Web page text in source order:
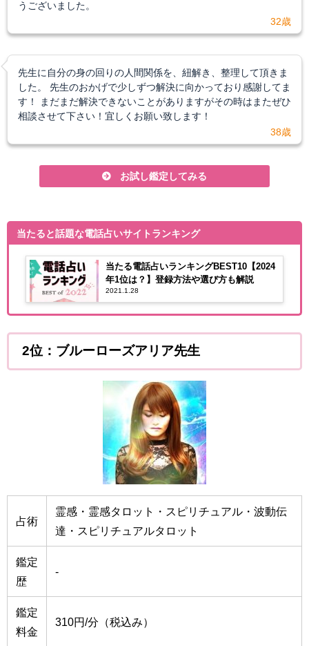
うございました。
32歳
先生に自分の身の回りの人間関係を、紐解き、整理して頂きま
した。 先生のおかげで少しずつ解決に向かっており感謝してま
す！ まだまだ解決できないことがありますがその時はまたぜひ
相談させて下さい！宜しくお願い致します！
38歳
お試し鑑定してみる
当たると話題な電話占いサイトランキング
当たる電話占いランキングBEST10【2024
年1位は？】登録方法や選び方も解説
2021.1.28
2位：ブルーローズアリア先生
占術
霊感・霊感タロット・スピリチュアル・波動伝
達・スピリチュアルタロット
鑑定
歴
-
鑑定
料金
310円/分（税込み）